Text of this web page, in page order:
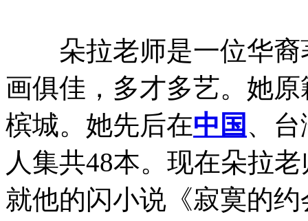
朵拉老师是一位华裔
画俱佳，多才多艺。她
槟城。她先后在中国 、
人集共48本。现在朵拉
就他的闪小说《寂寞的